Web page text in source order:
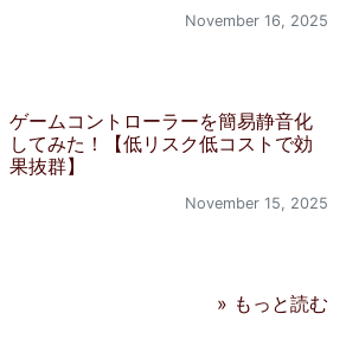
November 16, 2025
ゲームコントローラーを簡易静音化
してみた！【低リスク低コストで効
果抜群】
November 15, 2025
» もっと読む